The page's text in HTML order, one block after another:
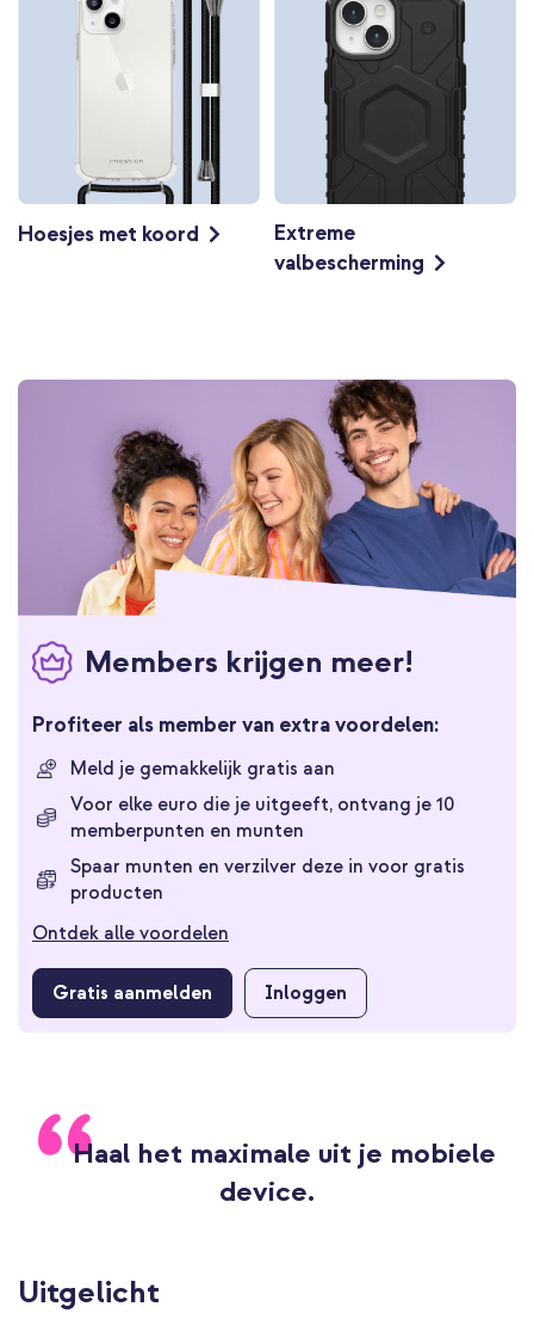
Hoesjes met koord
Extreme
valbescherming
Members krijgen meer!
Profiteer als member van extra voordelen:
Meld je gemakkelijk gratis aan
Voor elke euro die je uitgeeft, ontvang je 10
memberpunten en munten
Spaar munten en verzilver deze in voor gratis
producten
Ontdek alle voordelen
Gratis aanmelden Inloggen
Haal het maximale uit je mobiele
device.
Uitgelicht